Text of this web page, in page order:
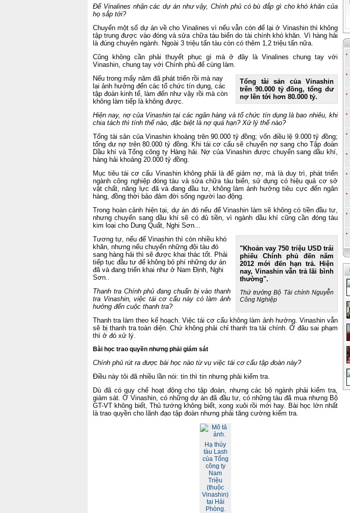
Để Vinalines nhận các dự án như vậy, Chính phủ có bù đắp gì cho khó khăn của
họ sắp tới?
Chuyển một số dự án về cho Vinalines vì nếu vẫn còn để lại ở Vinashin thì không
tập trung được vào đóng và sửa chữa tàu biển do tài chính khó khăn. Vì hàng hải
là đúng chuyên ngành. Ngoài 3 triệu tấn tàu còn có thêm 1,2 triệu tấn nữa.
Cũng không cần phải thuyết phục gì mà ở đây là Vinalines chung tay với
Vinashin, chung tay với Chính phủ để cùng làm.
Tổng tài sản của Vinashin
trên 90.000 tỷ đồng, tổng dư
nợ lên tới hơn 80.000 tỷ.
Nếu trong mấy năm đã phát triển rồi mà nay
lại ảnh hưởng đến các tổ chức tín dụng, các
tập đoàn kinh tế, làm đến như vậy rồi mà còn
không làm tiếp là không được.
Hiện nay, nợ của Vinashin tại các ngân hàng và tổ chức tín dụng là bao nhiêu, khi
chia tách thì tính thế nào, đặc biệt là nợ quá hạn? Xử lý thế nào?
Tổng tài sản của Vinashin khoảng trên 90.000 tỷ đồng; vốn điều lệ 9.000 tỷ đồng;
tổng dư nợ trên 80.000 tỷ đồng. Khi tái cơ cấu sẽ chuyển nợ sang cho Tập đoàn
Dầu khí và Tổng công ty Hàng hải. Nợ của Vinashin được chuyển sang dầu khí,
hàng hải khoảng 20.000 tỷ đồng.
Mục tiêu tái cơ cấu Vinashin không phải là để giảm nợ, mà là duy trì, phát triển
ngành công nghiệp đóng tàu và sửa chữa tàu biển, sử dụng có hiệu quả cơ sở
vật chất, năng lực đã và đang đầu tư, không làm ảnh hưởng tiêu cực đến ngân
hàng, đồng thời bảo đảm đời sống người lao động.
Trong hoàn cảnh hiện tại, dự án đó nếu để Vinashin làm sẽ không có tiền đầu tư,
nhưng chuyển sang dầu khí sẽ có đủ tiền, vì ngành dầu khí cũng cần đóng tàu
kim loại cho Dung Quất, Nghi Sơn...
"Khoản vay 750 triệu USD trái
phiếu Chính phủ đến năm
2012 mới đến hạn trả. Hiện
nay, Vinashin vẫn trả lãi bình
thường".
Thứ trưởng Bộ Tài chính Nguyễn
Công Nghiệp
Tương tự, nếu để Vinashin thì còn nhiều khó
khăn, nhưng nếu chuyển những đội tàu đó
sang hàng hải thì sẽ được khai thác tốt. Phải
tiếp tục đầu tư để không bỏ phí những dự án
đã và đang triển khai như ở Nam Định, Nghi
Sơn..
Thanh tra Chính phủ đang chuẩn bị vào thanh
tra Vinashin, việc tái cơ cấu này có làm ảnh
hưởng đến cuộc thanh tra?
Thanh tra làm theo kế hoạch. Việc tái cơ cấu không làm ảnh hưởng. Vinashin vẫn
sẽ bị thanh tra toàn diện. Chứ không phải chỉ thanh tra tài chính. Ở đâu sai phạm
thì ở đó xử lý.
Bài học trao quyền nhưng phải giám sát
Chính phủ rút ra được bài học nào từ vụ việc tái cơ cấu tập đoàn này?
Điều này tôi đã nhiều lần nói: tin thì tin nhưng phải kiểm tra.
Dù đã có quy chế hoạt động cho tập đoàn, nhưng các bộ ngành phải kiểm tra,
giám sát. Ở Vinashin, có những dự án đã đầu tư, có những tàu đã mua nhưng Bộ
GT-VT không biết, Thủ tướng không biết, xong xuôi rồi mới hay. Bài học lớn nhất
là trao quyền cho lãnh đạo tập đoàn nhưng phải tăng cường kiểm tra.
Hạ thủy
tàu Lash
của Tổng
công ty
Nam
Triệu
(thuộc
Vinashin)
tại Hải
Phòng.